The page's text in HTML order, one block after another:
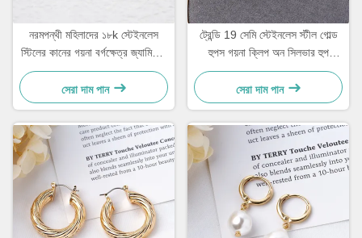
নরমপন্থী মহিলাদের ১৮k স্টেইনলেস
স্টিলের কানের গয়না বর্গক্ষেত্র জ্যামিতিক
আকারের দুল
সেরা দাম পান
ট্রেন্ডি 19 সেমি স্টেইনলেস স্টীল গোল্ড
হুপস গয়না ক্লিপ অন সিলভার হুপ
Huggie
সেরা দাম পান